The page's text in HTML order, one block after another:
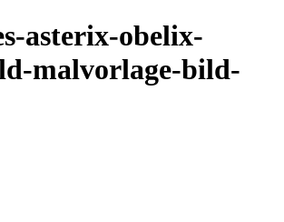
asterix-obelix-
malvorlage-bild-